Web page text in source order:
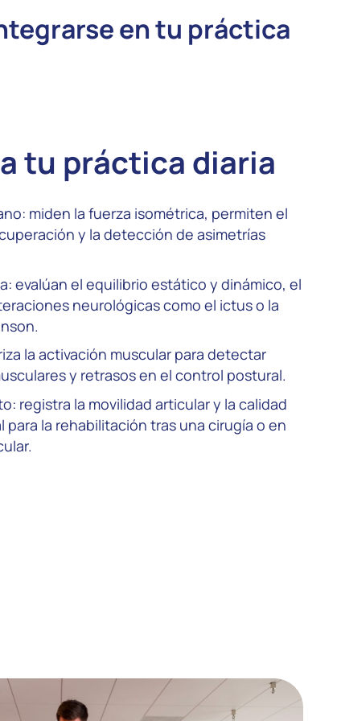
en tu práctica
tu práctica diaria
miden la fuerza isométrica, permiten el
y la detección de asimetrías
evalúan el equilibrio estático y dinámico, el
neurológicas como el ictus o la
la activación muscular para detectar
y retrasos en el control postural.
registra la movilidad articular y la calidad
para la rehabilitación tras una cirugía o en